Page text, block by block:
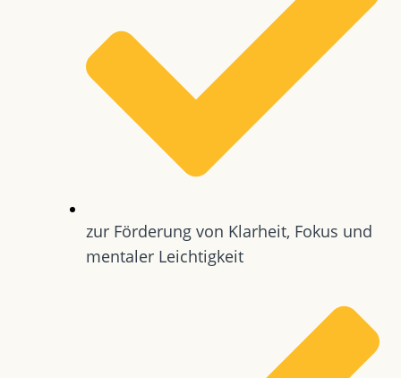
zur Förderung von Klarheit, Fokus und
mentaler Leichtigkeit